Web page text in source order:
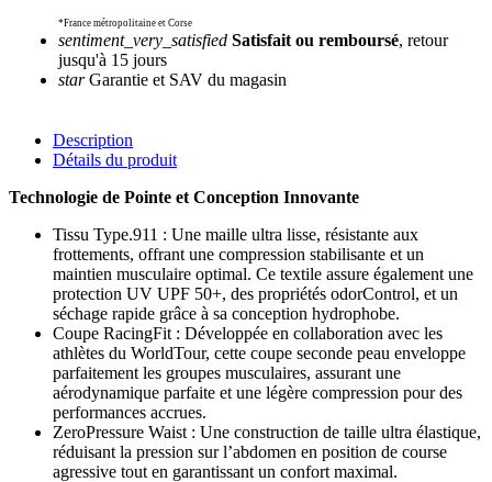
*France métropolitaine et Corse
sentiment_very_satisfied Satisfait ou remboursé, retour
jusqu'à 15 jours
starGarantie et SAV du magasin
Description
Détails du produit
Technologie de Pointe et Conception Innovante
Tissu Type.911 : Une maille ultra lisse, résistante aux
frottements, offrant une compression stabilisante et un
maintien musculaire optimal. Ce textile assure également une
protection UV UPF 50+, des propriétés odorControl, et un
séchage rapide grâce à sa conception hydrophobe.
Coupe RacingFit : Développée en collaboration avec les
athlètes du WorldTour, cette coupe seconde peau enveloppe
parfaitement les groupes musculaires, assurant une
aérodynamique parfaite et une légère compression pour des
performances accrues.
ZeroPressure Waist : Une construction de taille ultra élastique,
réduisant la pression sur l’abdomen en position de course
agressive tout en garantissant un confort maximal.